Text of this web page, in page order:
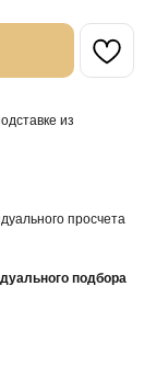
из
просчета
подбора